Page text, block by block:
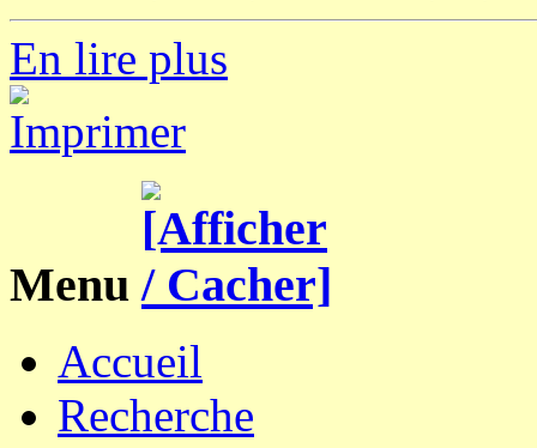
En lire plus
Menu
Accueil
Recherche